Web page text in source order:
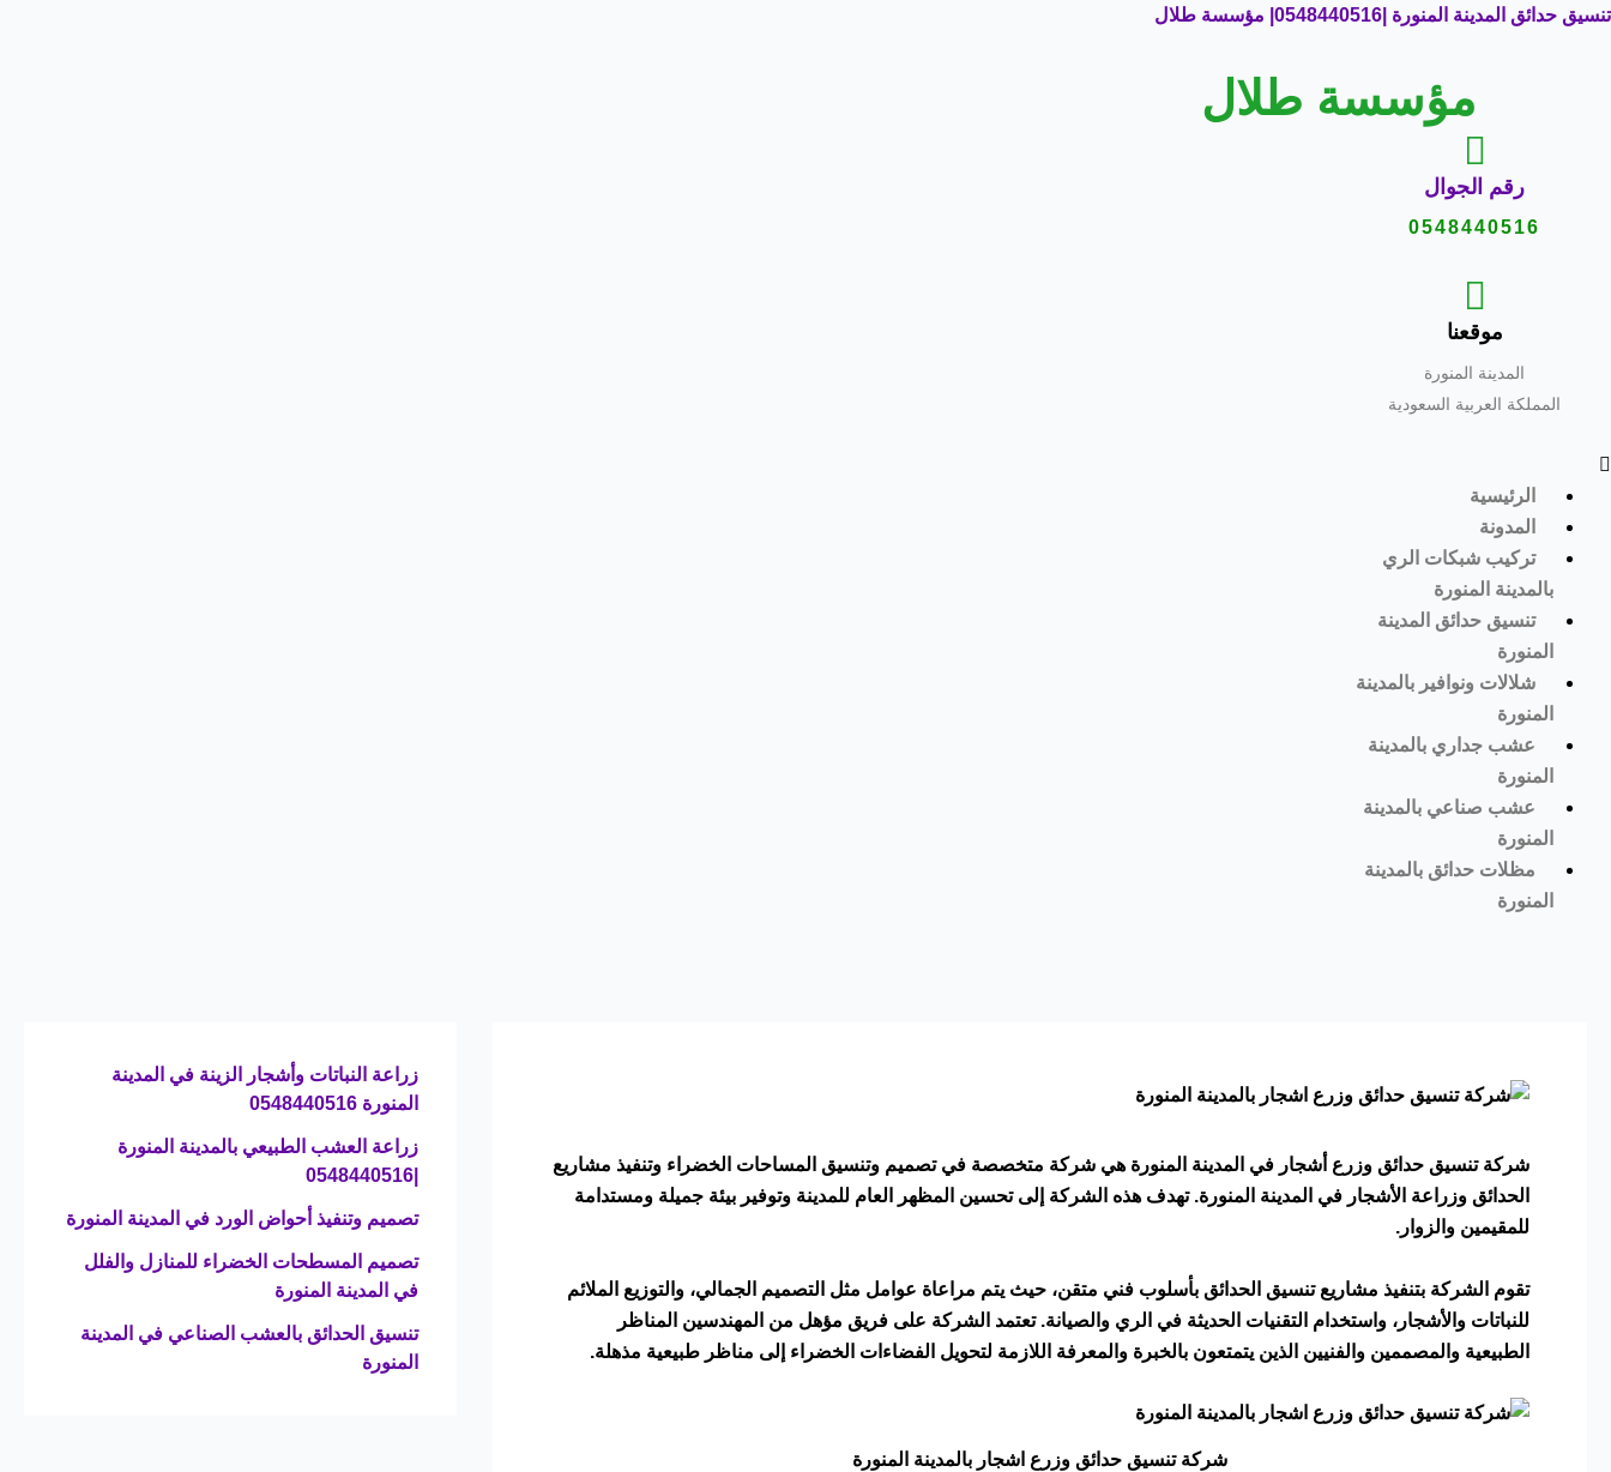
تخطي
تنسيق حدائق المدينة المنورة |0548440516| مؤسسة طلال
مؤسسة طلال
رقم الجوال
0548440516
موقعنا
المدينة المنورة
المملكة العربية السعودية
Menu
الرئيسية
المدونة
تركيب شبكات الري
بالمدينة المنورة
تنسيق حدائق المدينة
المنورة
شلالات ونوافير بالمدينة
المنورة
عشب جداري بالمدينة
المنورة
عشب صناعي بالمدينة
المنورة
مظلات حدائق بالمدينة
المنورة
شركة تنسيق حدائق وزرع أشجار في المدينة المنورة هي شركة متخصصة في تصميم وتنسيق المساحات الخضراء وتنفيذ مشاريع
الحدائق وزراعة الأشجار في المدينة المنورة. تهدف هذه الشركة إلى تحسين المظهر العام للمدينة وتوفير بيئة جميلة ومستدامة
للمقيمين والزوار.
تقوم الشركة بتنفيذ مشاريع تنسيق الحدائق بأسلوب فني متقن، حيث يتم مراعاة عوامل مثل التصميم الجمالي، والتوزيع الملائم
للنباتات والأشجار، واستخدام التقنيات الحديثة في الري والصيانة. تعتمد الشركة على فريق مؤهل من المهندسين المناظر
الطبيعية والمصممين والفنيين الذين يتمتعون بالخبرة والمعرفة اللازمة لتحويل الفضاءات الخضراء إلى مناظر طبيعية مذهلة.
شركة تنسيق حدائق وزرع اشجار بالمدينة المنورة
Post
زراعة النباتات وأشجار الزينة في المدينة
المنورة 0548440516
زراعة العشب الطبيعي بالمدينة المنورة
تصميم وتنفيذ أحواض الورد في المدينة المنورة
تصميم المسطحات الخضراء للمنازل والفلل
في المدينة المنورة
تنسيق الحدائق بالعشب الصناعي في المدينة
المنورة